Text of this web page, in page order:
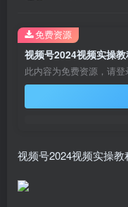
视频号2024视频实操
此内容为免费资源，请
免费资源
视频号2024视频实操